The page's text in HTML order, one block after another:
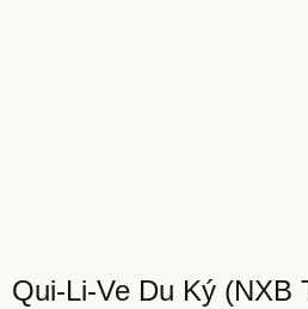
Qui-Li-Ve Du Ký (NXB